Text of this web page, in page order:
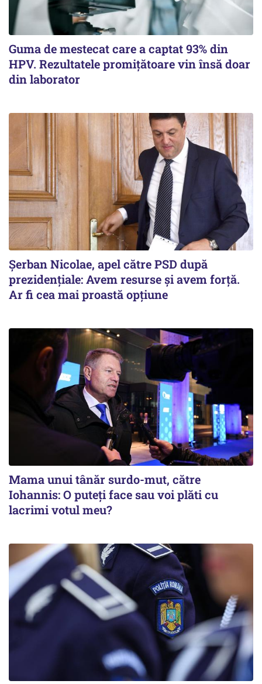
Guma de mestecat care a captat 93% din
HPV. Rezultatele promițătoare vin însă doar
din laborator
Șerban Nicolae, apel către PSD după
prezidențiale: Avem resurse și avem forță.
Ar fi cea mai proastă opțiune
Mama unui tânăr surdo-mut, către
Iohannis: O puteți face sau voi plăti cu
lacrimi votul meu?